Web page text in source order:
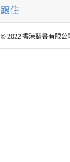
跟住
© 2022 香港辭書有限公